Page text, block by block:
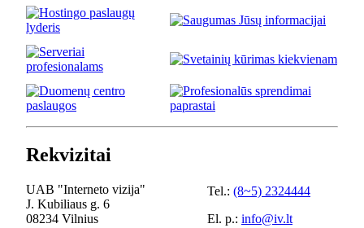
Rekvizitai
UAB "Interneto vizija"
J. Kubiliaus g. 6
08234 Vilnius
Tel.: (8~5) 2324444
El. p.: info@iv.lt